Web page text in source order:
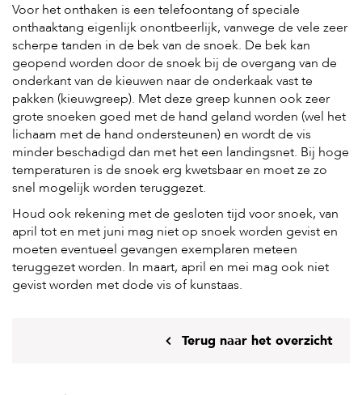
Voor het onthaken is een telefoontang of speciale
onthaaktang eigenlijk onontbeerlijk, vanwege de vele zeer
scherpe tanden in de bek van de snoek. De bek kan
geopend worden door de snoek bij de overgang van de
onderkant van de kieuwen naar de onderkaak vast te
pakken (kieuwgreep). Met deze greep kunnen ook zeer
grote snoeken goed met de hand geland worden (wel het
lichaam met de hand ondersteunen) en wordt de vis
minder beschadigd dan met het een landingsnet. Bij hoge
temperaturen is de snoek erg kwetsbaar en moet ze zo
snel mogelijk worden teruggezet.
Houd ook rekening met de gesloten tijd voor snoek, van
april tot en met juni mag niet op snoek worden gevist en
moeten eventueel gevangen exemplaren meteen
teruggezet worden. In maart, april en mei mag ook niet
gevist worden met dode vis of kunstaas.
Terug naar het overzicht